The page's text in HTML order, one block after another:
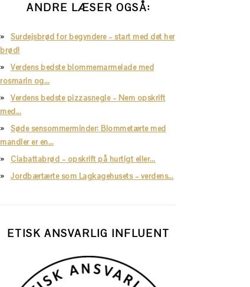
ANDRE LÆSER OGSÅ:
Surdejsbrød for begyndere – start med det her
brød!
Verdens bedste blommemarmelade med
rosmarin og…
Verdens bedste pizzasnegle – Nem opskrift
med…
Søde sensommerminder: Blommetærte med
mandler er en…
Ciabattabrød – opskrift på hurtigt eller…
Jordbærtærte som Lagkagehusets – verdens…
ETISK ANSVARLIG INFLUENT